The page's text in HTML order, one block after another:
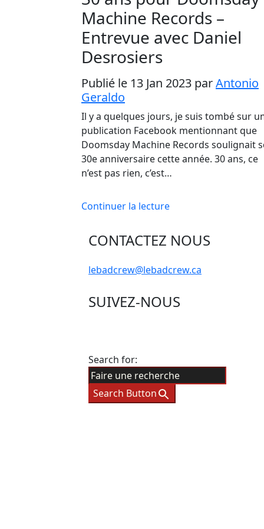
Machine Records –
Entrevue avec Daniel
Desrosiers
Publié le 13 Jan 2023 parAntonio
Geraldo
Il y a quelques jours, je suis tombé sur
publication Facebook mentionnant que
Doomsday Machine Records soulignait
30e anniversaire cette année. 30 ans, ce
n’est pas rien, c’est…
Continuer la lecture
CONTACTEZ NOUS
lebadcrew@lebadcrew.ca
SUIVEZ-NOUS
Search for:
Search Button